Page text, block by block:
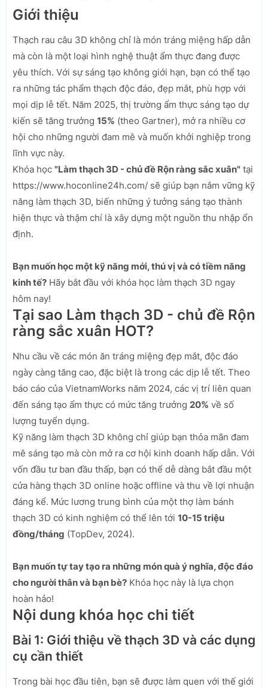
Giới thiệu
Thạch rau câu 3D không chỉ là món tráng miệng hấp dẫn
mà còn là một loại hình nghệ thuật ẩm thực đang được
yêu thích. Với sự sáng tạo không giới hạn, bạn có thể tạo
ra những tác phẩm thạch độc đáo, đẹp mắt, phù hợp với
mọi dịp lễ tết. Năm 2025, thị trường ẩm thực sáng tạo dự
kiến sẽ tăng trưởng 15% (theo Gartner), mở ra nhiều cơ
hội cho những người đam mê và muốn khởi nghiệp trong
lĩnh vực này.
Khóa học "Làm thạch 3D - chủ đề Rộn ràng sắc xuân" tại
https://www.hoconline24h.com/ sẽ giúp bạn nắm vững kỹ
năng làm thạch 3D, biến những ý tưởng sáng tạo thành
hiện thực và thậm chí là xây dựng một nguồn thu nhập ổn
định.
Bạn muốn học một kỹ năng mới, thú vị và có tiềm năng
kinh tế? Hãy bắt đầu với khóa học làm thạch 3D ngay
hôm nay!
Tại sao Làm thạch 3D - chủ đề Rộn
ràng sắc xuân HOT?
Nhu cầu về các món ăn tráng miệng đẹp mắt, độc đáo
ngày càng tăng cao, đặc biệt là trong các dịp lễ tết. Theo
báo cáo của VietnamWorks năm 2024, các vị trí liên quan
đến sáng tạo ẩm thực có mức tăng trưởng 20% về số
lượng tuyển dụng.
Kỹ năng làm thạch 3D không chỉ giúp bạn thỏa mãn đam
mê sáng tạo mà còn mở ra cơ hội kinh doanh hấp dẫn. Với
vốn đầu tư ban đầu thấp, bạn có thể dễ dàng bắt đầu một
cửa hàng thạch 3D online hoặc offline và thu về lợi nhuận
đáng kể. Mức lương trung bình của một thợ làm bánh
thạch 3D có kinh nghiệm có thể lên tới 10-15 triệu
đồng/tháng (TopDev, 2024).
Bạn muốn tự tay tạo ra những món quà ý nghĩa, độc đáo
cho người thân và bạn bè? Khóa học này là lựa chọn
hoàn hảo!
Nội dung khóa học chi tiết
Bài 1: Giới thiệu về thạch 3D và các dụng
cụ cần thiết
Trong bài học đầu tiên, bạn sẽ được làm quen với thế giới